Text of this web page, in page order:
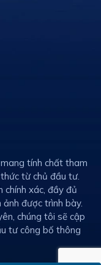
tính chất tham
từ chủ đầu tư.
chính xác, đầy đủ
được trình bày.
chúng tôi sẽ cập
tư công bố thông